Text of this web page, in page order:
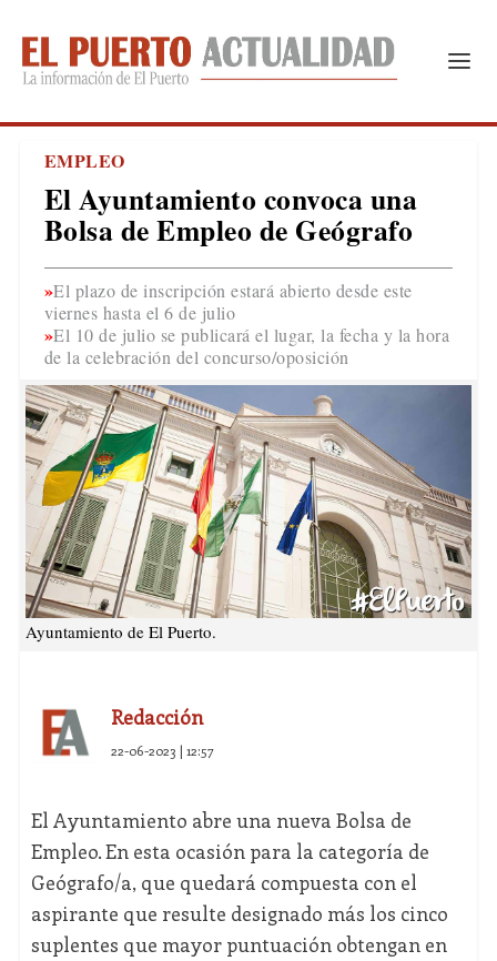
EMPLEO
El Ayuntamiento convoca una
Bolsa de Empleo de Geógrafo
El plazo de inscripción estará abierto desde este
viernes hasta el 6 de julio
El 10 de julio se publicará el lugar, la fecha y la hora
de la celebración del concurso/oposición
Ayuntamiento de El Puerto.
Redacción
22-06-2023 | 12:57
El Ayuntamiento abre una nueva Bolsa de
Empleo. En esta ocasión para la categoría de
Geógrafo/a, que quedará compuesta con el
aspirante que resulte designado más los cinco
suplentes que mayor puntuación obtengan en